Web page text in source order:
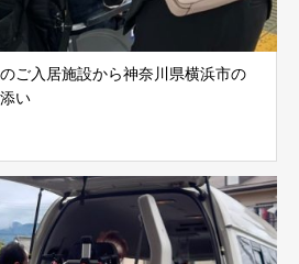
ご入居施設から神奈川県横浜市の
い